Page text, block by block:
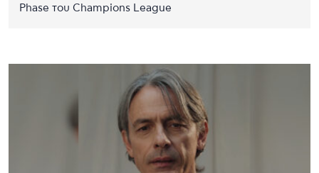
Phase του Champions League